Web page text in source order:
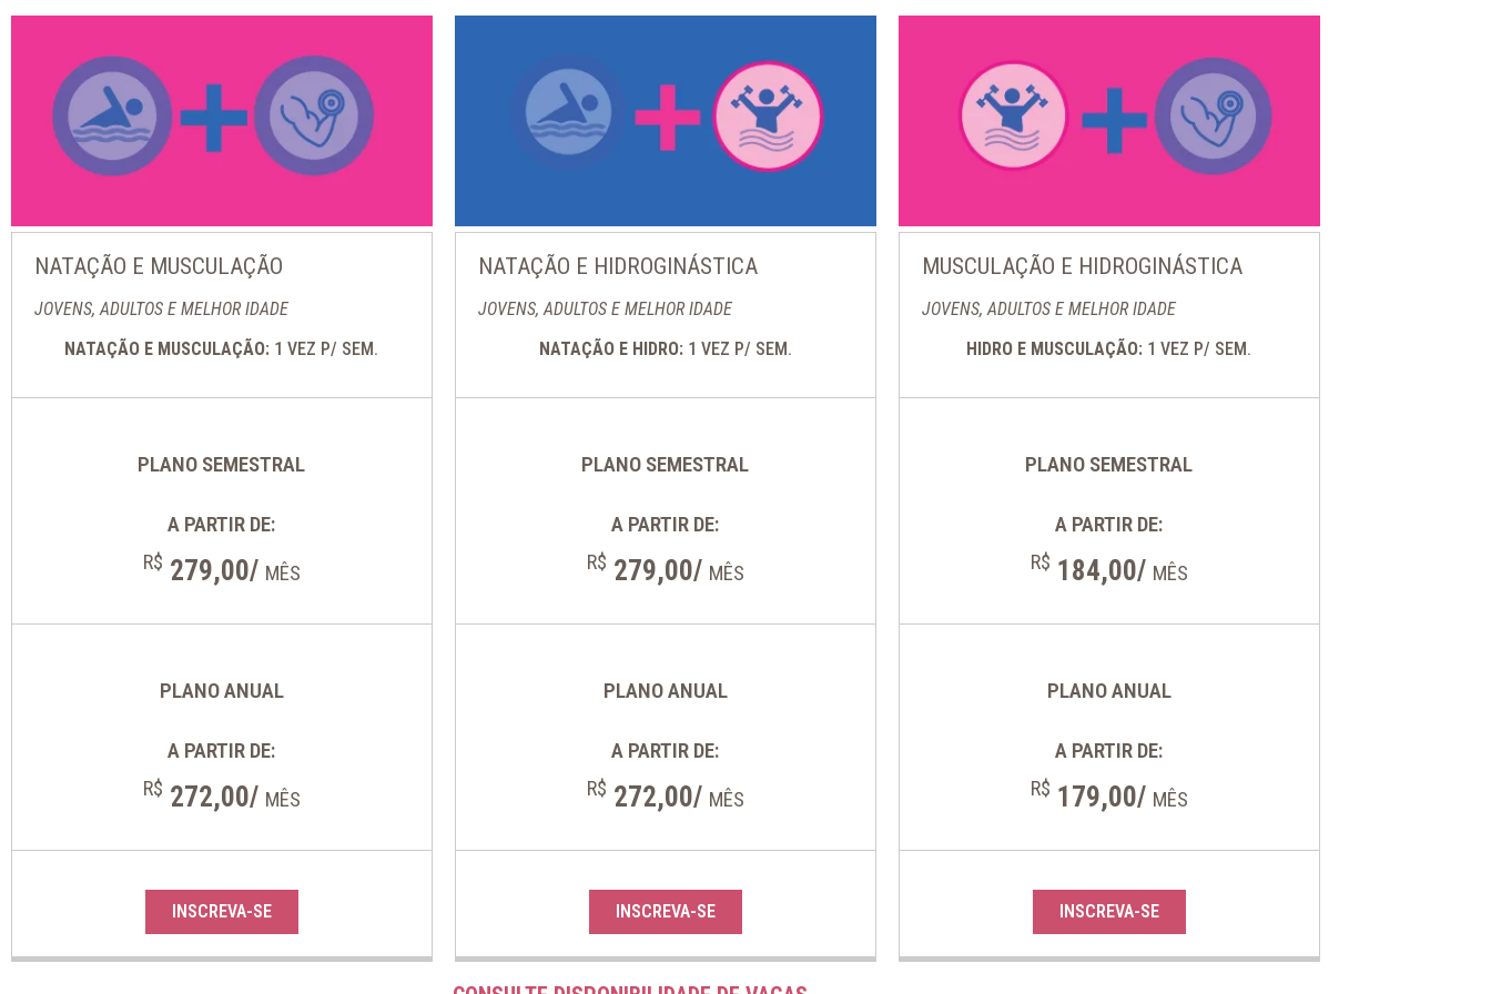
NATAÇÃO E MUSCULAÇÃO
JOVENS, ADULTOS E MELHOR IDADE
NATAÇÃO E MUSCULAÇÃO: 1 VEZ P/ SEM.
PLANO SEMESTRAL
A PARTIR DE:
R$ 279,00/ MÊS
PLANO ANUAL
A PARTIR DE:
R$ 272,00/ MÊS
INSCREVA-SE
NATAÇÃO E HIDROGINÁSTICA
JOVENS, ADULTOS E MELHOR IDADE
NATAÇÃO E HIDRO:1 VEZ P/ SEM.
PLANO SEMESTRAL
A PARTIR DE:
R$ 279,00/ MÊS
PLANO ANUAL
A PARTIR DE:
R$ 272,00/ MÊS
INSCREVA-SE
MUSCULAÇÃO E HIDROGINÁSTICA
JOVENS, ADULTOS E MELHOR IDADE
HIDRO E MUSCULAÇÃO: 1 VEZ P/ SEM.
PLANO SEMESTRAL
A PARTIR DE:
R$ 184,00/ MÊS
PLANO ANUAL
A PARTIR DE:
R$ 179,00/ MÊS
INSCREVA-SE